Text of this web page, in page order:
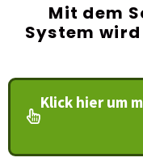
Mit dem
System
Klick hier um